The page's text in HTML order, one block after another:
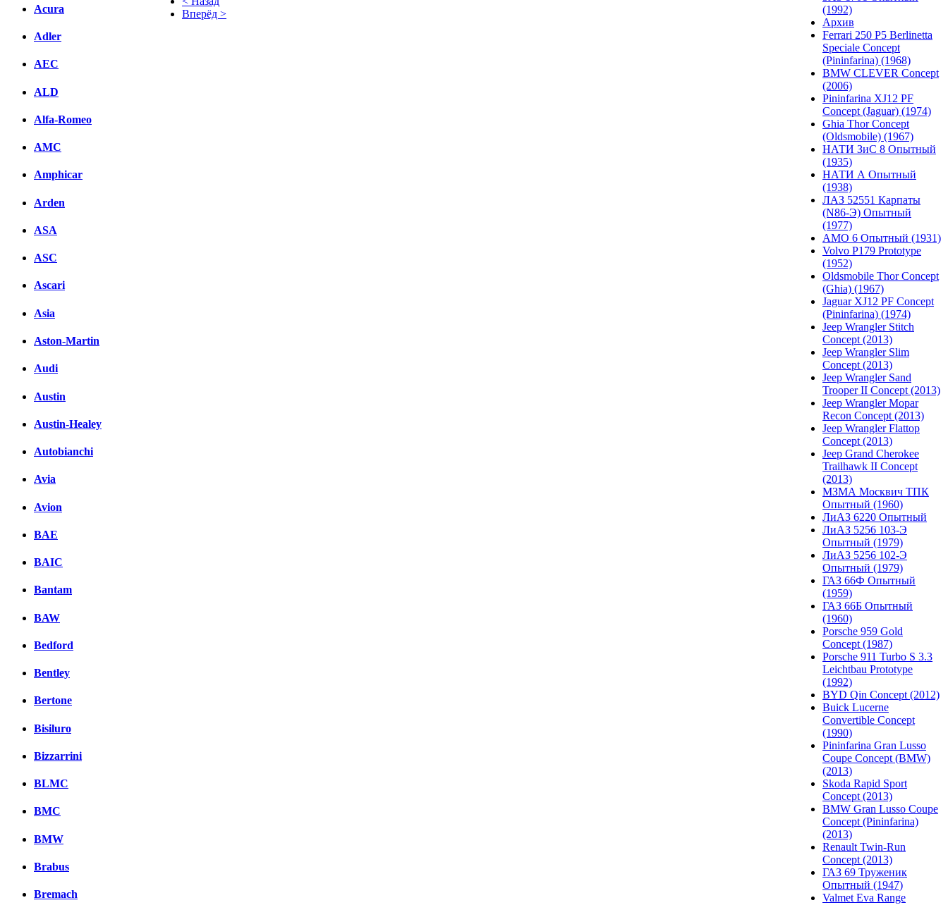
Acura
Adler
AEC
ALD
Alfa-Romeo
AMC
Amphicar
Arden
ASA
ASC
Ascari
Asia
Aston-Martin
Audi
Austin
Austin-Healey
Autobianchi
Avia
Avion
BAE
BAIC
Bantam
BAW
Bedford
Bentley
Bertone
Bisiluro
Bizzarrini
BLMC
BMC
BMW
Brabus
Bremach
Вперёд >
(1992)
Архив
Ferrari 250 P5 Berlinetta
Speciale Concept
(Pininfarina) (1968)
BMW CLEVER Concept
(2006)
Pininfarina XJ12 PF
Concept (Jaguar) (1974)
Ghia Thor Concept
(Oldsmobile) (1967)
НАТИ ЗиС 8 Опытный
(1935)
НАТИ А Опытный
(1938)
ЛАЗ 52551 Карпаты
(N86-Э) Опытный
(1977)
АМО 6 Опытный (1931)
Volvo P179 Prototype
(1952)
Oldsmobile Thor Concept
(Ghia) (1967)
Jaguar XJ12 PF Concept
(Pininfarina) (1974)
Jeep Wrangler Stitch
Concept (2013)
Jeep Wrangler Slim
Concept (2013)
Jeep Wrangler Sand
Trooper II Concept (2013)
Jeep Wrangler Mopar
Recon Concept (2013)
Jeep Wrangler Flattop
Concept (2013)
Jeep Grand Cherokee
Trailhawk II Concept
(2013)
МЗМА Москвич ТПК
Опытный (1960)
ЛиАЗ 6220 Опытный
ЛиАЗ 5256 103-Э
Опытный (1979)
ЛиАЗ 5256 102-Э
Опытный (1979)
ГАЗ 66Ф Опытный
(1959)
ГАЗ 66Б Опытный
(1960)
Porsche 959 Gold
Concept (1987)
Porsche 911 Turbo S 3.3
Leichtbau Prototype
(1992)
BYD Qin Concept (2012)
Buick Lucerne
Convertible Concept
(1990)
Pininfarina Gran Lusso
Coupe Concept (BMW)
(2013)
Skoda Rapid Sport
Concept (2013)
BMW Gran Lusso Coupe
Concept (Pininfarina)
(2013)
Renault Twin-Run
Concept (2013)
ГАЗ 69 Труженик
Опытный (1947)
Valmet Eva Range